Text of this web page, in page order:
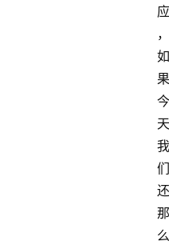
应
，
如
果
今
天
我
们
还
那
么